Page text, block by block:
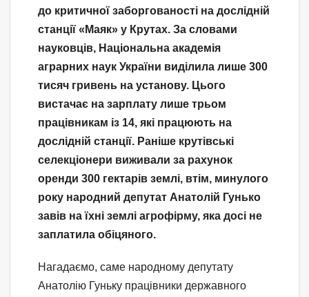
до критичної заборгованості на дослідній
станції «Маяк» у Крутах. За словами
науковців, Національна академія
аграрних наук України виділила лише 300
тисяч гривень на установу. Цього
вистачає на зарплату лише трьом
працівникам із 14, які працюють на
дослідній станції. Раніше крутівські
селекціонери виживали за рахунок
оренди 300 гектарів землі, втім, минулого
року народний депутат Анатолій Гунько
завів на їхні землі агрофірму, яка досі не
заплатила обіцяного.
Нагадаємо, саме народному депутату
Анатолію Гуньку працівники державного